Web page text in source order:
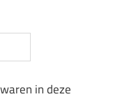
in deze